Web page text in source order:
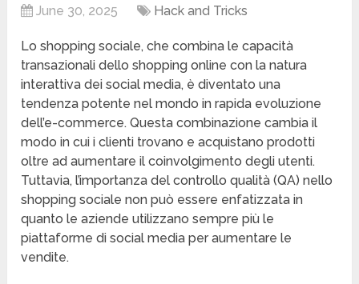
June 30, 2025 Hack and Tricks
Lo shopping sociale, che combina le capacità
transazionali dello shopping online con la natura
interattiva dei social media, è diventato una
tendenza potente nel mondo in rapida evoluzione
dell’e-commerce. Questa combinazione cambia il
modo in cui i clienti trovano e acquistano prodotti
oltre ad aumentare il coinvolgimento degli utenti.
Tuttavia, l’importanza del controllo qualità (QA) nello
shopping sociale non può essere enfatizzata in
quanto le aziende utilizzano sempre più le
piattaforme di social media per aumentare le
vendite.